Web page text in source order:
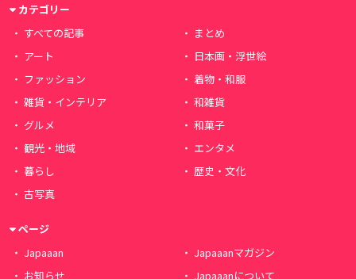
カテゴリー
すべての記事
まとめ
アート
日本画・浮世絵
ファッション
着物・和服
雑貨・インテリア
和雑貨
グルメ
和菓子
観光・地域
エンタメ
暮らし
歴史・文化
古写真
ページ
Japaaan
Japaaanマガジン
お知らせ
Japaaanについて